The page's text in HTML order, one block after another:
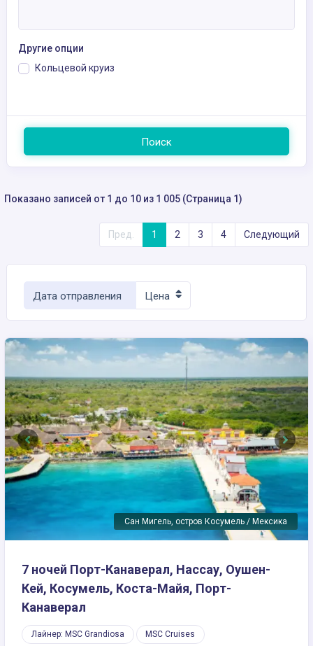
Другие опции
Кольцевой круиз
Поиск
Показано записей от 1 до 10 из 1 005 (Страница 1)
Пред. 1 2 3 4 Следующий
Дата отправления Цена
Сан Мигель, остров Косумель / Мексика
Previous Next
7 ночей Порт-Канаверал, Нассау, Оушен-
Кей, Косумель, Коста-Майя, Порт-
Канаверал
Лайнер: MSC Grandiosa MSC Cruises